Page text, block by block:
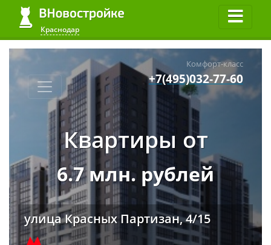
Краснодар
Комфорт-класс
+7(495)032-77-60
Квартиры от
6.7 млн. рублей
улица Красных Партизан, 4/15